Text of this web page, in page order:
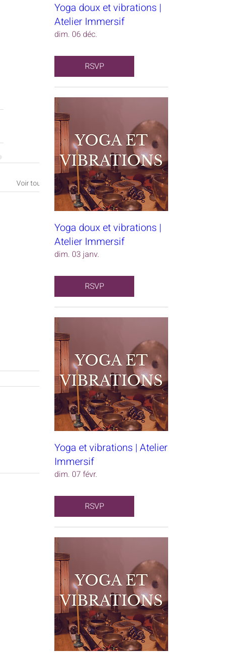
Voir tout
Yoga doux et vibrations |
Atelier Immersif
dim. 06 déc.
RSVP
Yoga doux et vibrations |
Atelier Immersif
dim. 03 janv.
RSVP
Yoga et vibrations | Atelier
Immersif
dim. 07 févr.
RSVP